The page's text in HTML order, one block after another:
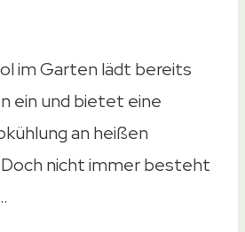
im Garten lädt bereits
ein und bietet eine
an heißen
nicht immer besteht